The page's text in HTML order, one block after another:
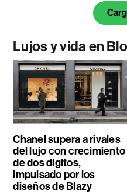
Lujos y vida en
Chanel supera a rivales
del lujo con crecimiento
de dos dígitos,
impulsado por los
diseños de Blazy